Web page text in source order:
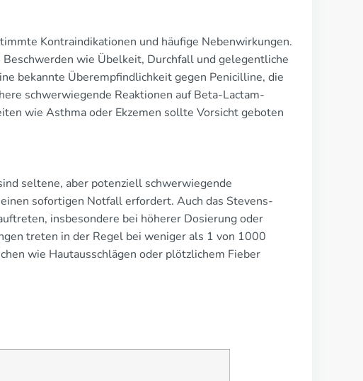
Kontraindikationen und häufige Nebenwirkungen.
wie Übelkeit, Durchfall und gelegentliche
bekannte Überempfindlichkeit gegen Penicilline, die
schwerwiegende Reaktionen auf Beta-Lactam-
wie Asthma oder Ekzemen sollte Vorsicht geboten
seltene, aber potenziell schwerwiegende
sofortigen Notfall erfordert. Auch das Stevens-
insbesondere bei höherer Dosierung oder
treten in der Regel bei weniger als 1 von 1000
wie Hautausschlägen oder plötzlichem Fieber